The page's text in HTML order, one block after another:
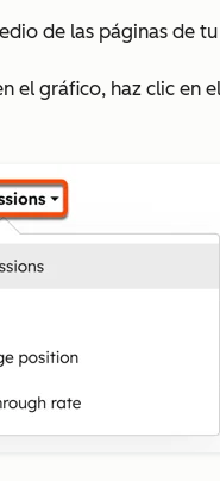
de las páginas de
el gráfico, haz clic en el